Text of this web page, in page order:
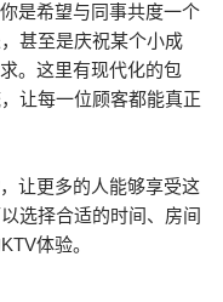
是希望与同事共度一个
甚至是庆祝某个小成
。这里有现代化的包
让每一位顾客都能真正
让更多的人能够享受这
选择合适的时间、房间
体验。